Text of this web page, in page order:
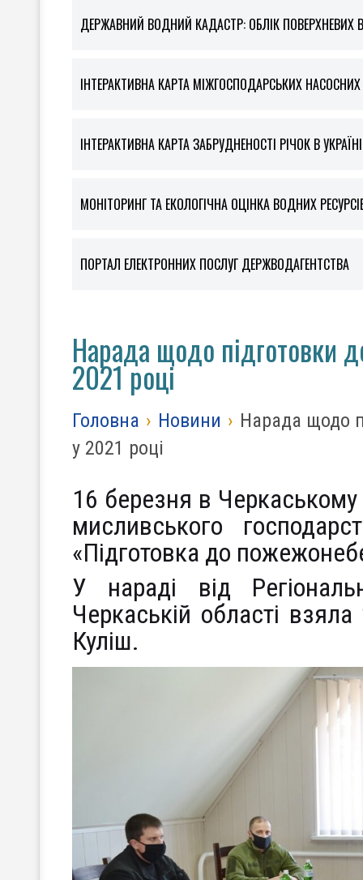
ДЕРЖАВНИЙ ВОДНИЙ КАДАСТР: ОБЛІК ПОВЕРХНЕВИХ
ІНТЕРАКТИВНА КАРТА МІЖГОСПОДАРСЬКИХ
ІНТЕРАКТИВНА КАРТА ЗАБРУДНЕНОСТІ РІЧОК В УКРАЇНІ
МОНІТОРИНГ ТА ЕКОЛОГІЧНА ОЦІНКА ВОДНИХ
ПОРТАЛ ЕЛЕКТРОННИХ ПОСЛУГ ДЕРЖВОДАГЕНТСТВА
Нарада щодо підготовки
2021 році
Головна › Новини › Нарада щодо
у 2021 році
16 березня в Черкаському
мисливського
«Підготовка до
У нараді від
Черкаській області
Куліш.